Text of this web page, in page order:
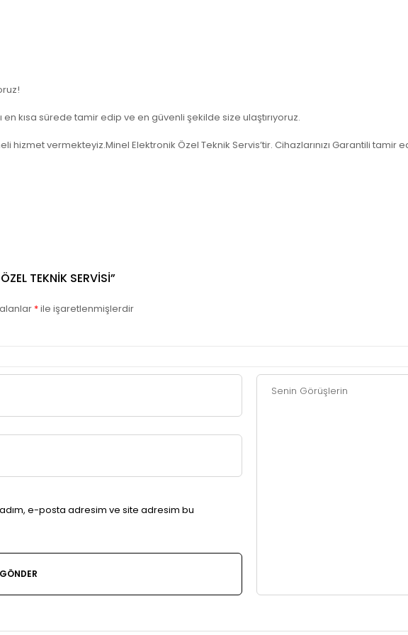
en kısa sürede tamir edip ve en güvenli şekilde size ulaştırıyoruz.
hizmet vermekteyiz.Minel Elektronik Özel Teknik Servis’tir. Cihazlarınızı Garantili tamir
TEKNIK SERVISI”
*ile işaretlenmişlerdir
e-posta adresim ve site adresim bu